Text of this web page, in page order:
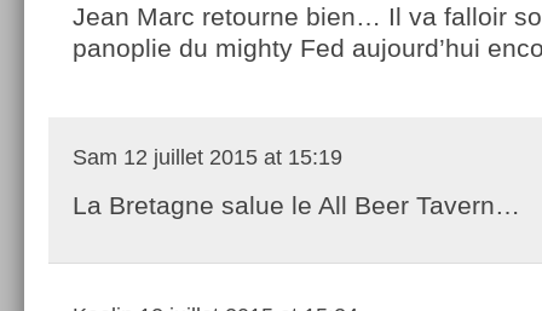
Jean Marc retourne bien… Il va falloir
panoplie du mighty Fed aujourd’hui
Sam 12 juillet 2015 at 15:19
La Bretagne salue le All Beer Tavern…